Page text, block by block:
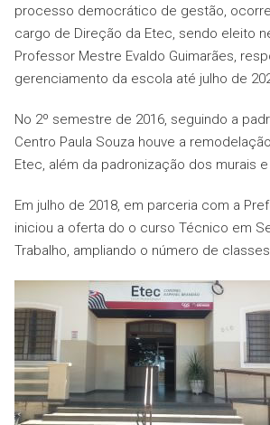
processo democrático de gestão,
cargo de Direção da Etec, sendo eleito
Professor Mestre Evaldo Guimarães,
gerenciamento da escola até julho de
No 2º semestre de 2016, seguindo a
Centro Paula Souza houve a
Etec, além da padronização dos murais
Em julho de 2018, em parceria com a
iniciou a oferta do o curso Técnico em
Trabalho, ampliando o número de